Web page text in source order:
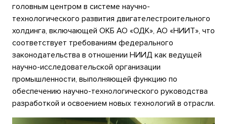
головным центром в системе научно-
технологического развития двигателестроительного
холдинга, включающей ОКБ АО «ОДК», АО «НИИТ», что
соответствует требованиям федерального
законодательства в отношении НИИД как ведущей
научно-исследовательской организации
промышленности, выполняющей функцию по
обеспечению научно-технологического руководства
разработкой и освоением новых технологий в отрасли.